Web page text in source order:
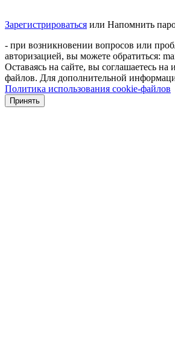
Зарегистрироваться или Напомнить
- при возникновении вопросов или
авторизацией, вы можете обратиться:
Оставаясь на сайте, вы соглашаетесь на
файлов. Для дополнительной
Политика использования cookie-файлов
Принять